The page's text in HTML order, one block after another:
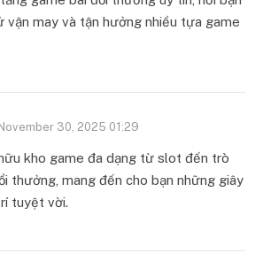
vận may và tận hưởng nhiều tựa game
November 30, 2025 01:29
kho game đa dạng từ slot đến trò
thưởng, mang đến cho bạn những giây
tuyệt vời.